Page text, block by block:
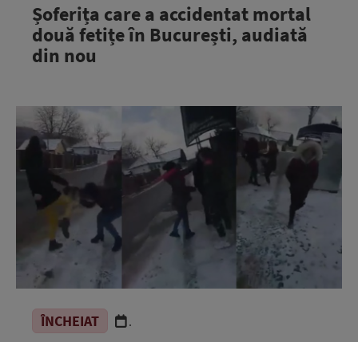
Șoferița care a accidentat mortal
două fetițe în București, audiată
din nou
ÎNCHEIAT .